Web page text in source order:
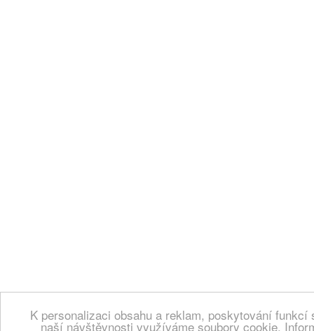
K personalizaci obsahu a reklam, poskytování
naší návštěvnosti využíváme soubory cookie.